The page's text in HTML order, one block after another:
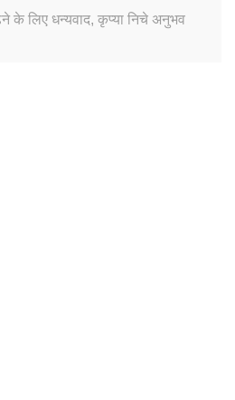
के लिए धन्यवाद, कृप्या निचे अनुभव